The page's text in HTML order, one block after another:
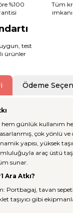
%100
Tüm
test
ürünler
Ödeme
hem günlük kullanım
çok yönlü ve
yapısı, yüksek
araç üstü
sunar.
Ara Atkı?
Portbagaj, tavan
taşıyıcı gibi